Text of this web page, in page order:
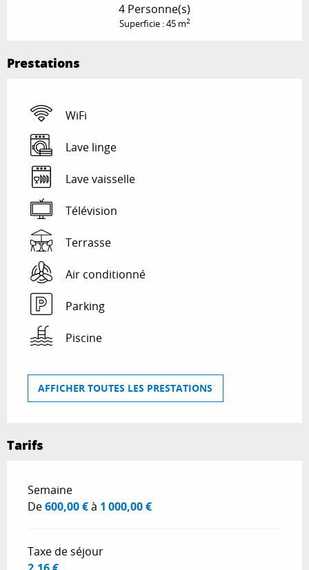
4 Personne(s)
Superficie : 45 m2
Prestations
WiFi
Lave linge
Lave vaisselle
Télévision
Terrasse
Air conditionné
Parking
Piscine
AFFICHER TOUTES LES PRESTATIONS
Tarifs
Tarifs 2026
Semaine
De600,00 €à 1 000,00 €
Taxe de séjour